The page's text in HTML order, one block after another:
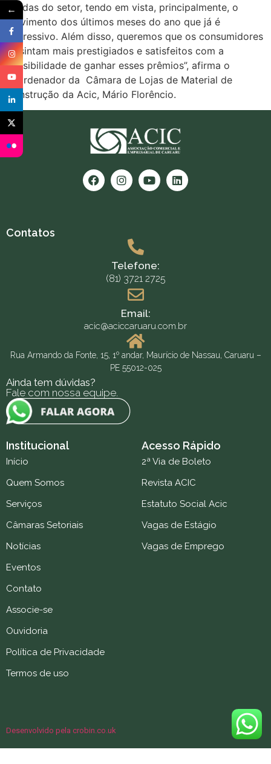
vendas do setor, tendo em vista, principalmente, o
movimento dos últimos meses do ano que já é
expressivo. Além disso, queremos que os consumidores
se sintam mais prestigiados e satisfeitos com a
possibilidade de ganhar esses prêmios”, afirma o
coordenador da Câmara de Lojas de Material de
Construção da Acic, Mário Florêncio.
Contatos
Telefone:
(81) 3721 2725
Email:
acic@aciccaruaru.com.br
Rua Armando da Fonte, 15, 1º andar, Maurício de Nassau, Caruaru –
PE 55012-025
Ainda tem dúvidas?
Fale com nossa equipe.
Institucional
Início
Quem Somos
Serviços
Câmaras Setoriais
Notícias
Eventos
Contato
Associe-se
Ouvidoria
Política de Privacidade
Termos de uso
Acesso Rápido
2ª Via de Boleto
Revista ACIC
Estatuto Social Acic
Vagas de Estágio
Vagas de Emprego
Desenvolvido pela crobin.co.uk
←